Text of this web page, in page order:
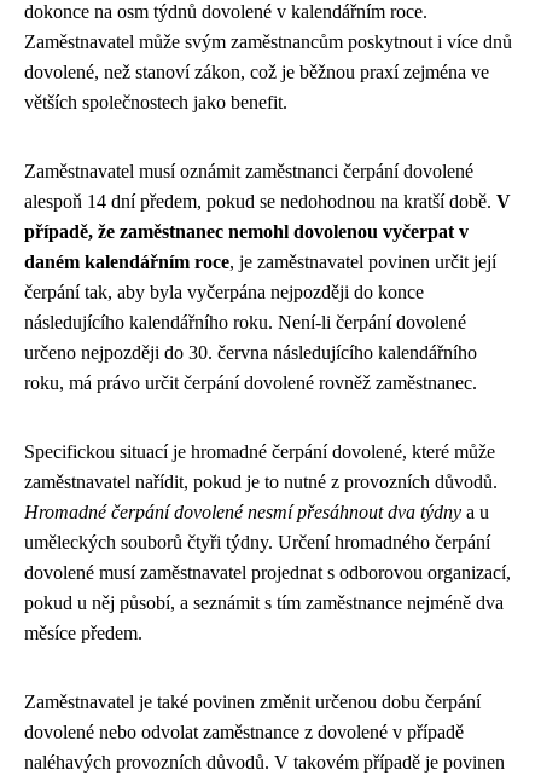
dokonce na osm týdnů dovolené v kalendářním roce.
Zaměstnavatel může svým zaměstnancům poskytnout i více dnů
dovolené, než stanoví zákon, což je běžnou praxí zejména ve
větších společnostech jako benefit.
Zaměstnavatel musí oznámit zaměstnanci čerpání dovolené
alespoň 14 dní předem, pokud se nedohodnou na kratší době. V
případě, že zaměstnanec nemohl dovolenou vyčerpat v
daném kalendářním roce, je zaměstnavatel povinen určit její
čerpání tak, aby byla vyčerpána nejpozději do konce
následujícího kalendářního roku. Není-li čerpání dovolené
určeno nejpozději do 30. června následujícího kalendářního
roku, má právo určit čerpání dovolené rovněž zaměstnanec.
Specifickou situací je hromadné čerpání dovolené, které může
zaměstnavatel nařídit, pokud je to nutné z provozních důvodů.
Hromadné čerpání dovolené nesmí přesáhnout dva týdny a u
uměleckých souborů čtyři týdny. Určení hromadného čerpání
dovolené musí zaměstnavatel projednat s odborovou organizací,
pokud u něj působí, a seznámit s tím zaměstnance nejméně dva
měsíce předem.
Zaměstnavatel je také povinen změnit určenou dobu čerpání
dovolené nebo odvolat zaměstnance z dovolené v případě
naléhavých provozních důvodů. V takovém případě je povinen